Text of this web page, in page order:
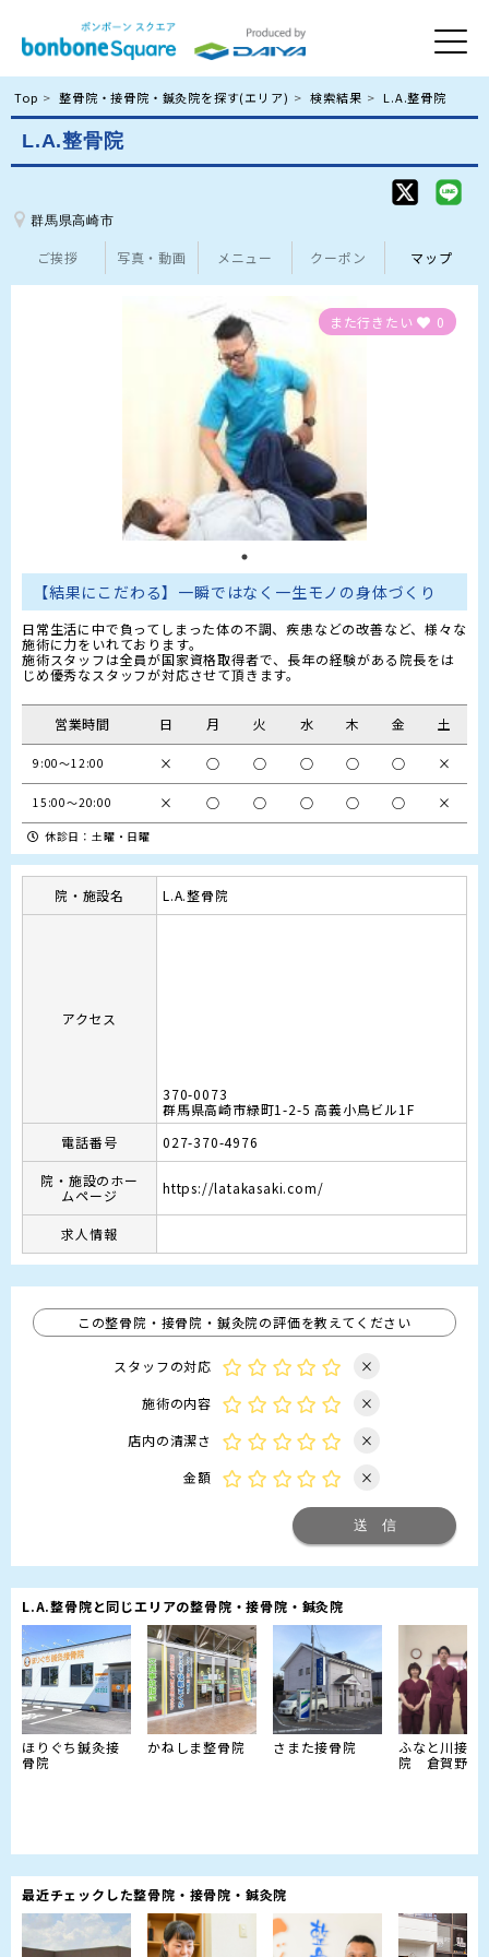
Top 整骨院・接骨院・鍼灸院を探す(エリア) 検索結果 L.A.整骨院
L.A.整骨院
群馬県高崎市
ご挨拶 写真・動画 メニュー クーポン マップ
また行きたい 0
【結果にこだわる】一瞬ではなく一生モノの身体づくり
日常生活に中で負ってしまった体の不調、疾患などの改善など、様々な
施術に力をいれております。
施術スタッフは全員が国家資格取得者で、長年の経験がある院長をは
じめ優秀なスタッフが対応させて頂きます。
営業時間 日 月 火 水 木 金 土
9:00～12:00 × ○ ○ ○ ○ ○ ×
15:00～20:00 × ○ ○ ○ ○ ○ ×
休診日：土曜・日曜
院・施設名 L.A.整骨院
アクセス
370-0073
群馬県高崎市緑町1-2-5 高義小鳥ビル1F
電話番号
027-370-4976
院・施設のホー
ムページ
https://latakasaki.com/
求人情報
この整骨院・接骨院・鍼灸院の評価を教えてください
スタッフの対応
×
施術の内容
×
店内の清潔さ
×
金額
×
L.A.整骨院と同じエリアの整骨院・接骨院・鍼灸院
ほりぐち鍼灸接
骨院
かねしま整骨院 さまた接骨院
ふなと川接骨
院 倉賀野院
最近チェックした整骨院・接骨院・鍼灸院